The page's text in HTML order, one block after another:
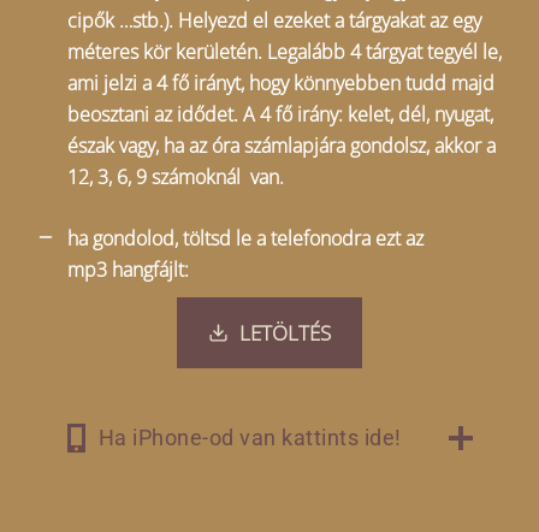
cipők …stb.). Helyezd el ezeket a tárgyakat az egy
méteres kör kerületén. Legalább 4 tárgyat tegyél le,
ami jelzi a 4 fő irányt, hogy könnyebben tudd majd
beosztani az idődet. A 4 fő irány: kelet, dél, nyugat,
észak vagy, ha az óra számlapjára gondolsz, akkor a
12, 3, 6, 9 számoknál van.
ha gondolod, töltsd le a telefonodra ezt az
mp3 hangfájlt:
LETÖLTÉS
Ha iPhone-od van kattints ide!